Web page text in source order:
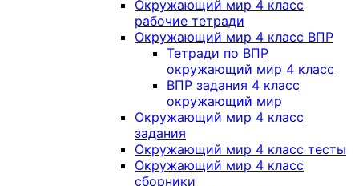
Окружающий мир 4 класс
рабочие тетради
Окружающий мир 4 класс ВПР
Тетради по ВПР
окружающий мир 4 класс
ВПР задания 4 класс
окружающий мир
Окружающий мир 4 класс
задания
Окружающий мир 4 класс тесты
Окружающий мир 4 класс
сборники